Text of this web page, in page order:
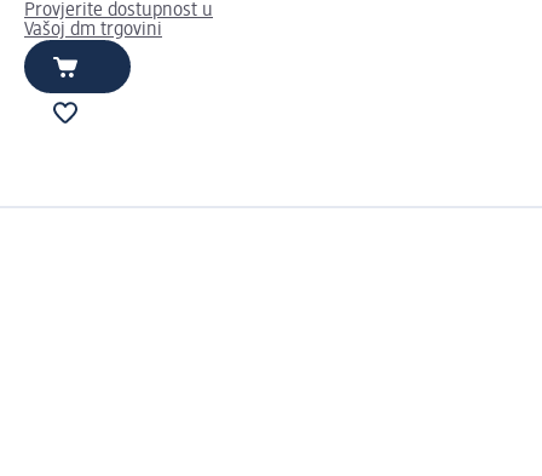
Provjerite dostupnost u
Vašoj dm trgovini